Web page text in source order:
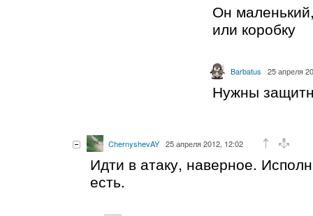
Он
или коробку
Barbatus 25 апреля
Нужны
ChernyshevAY 25 апреля 2012, 12:02
Идти в атаку, наверное.
есть.